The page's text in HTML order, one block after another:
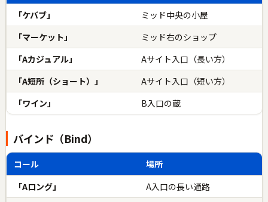
「ケバブ」
ミッド中央の小屋
「マーケット」
ミッド右のショップ
「Aカジュアル」
Aサイト入口（長い方）
「A短所（ショート）」
Aサイト入口（短い方）
「ワイン」
B入口の蔵
バインド（Bind）
コール
場所
「Aロング」
A入口の長い通路